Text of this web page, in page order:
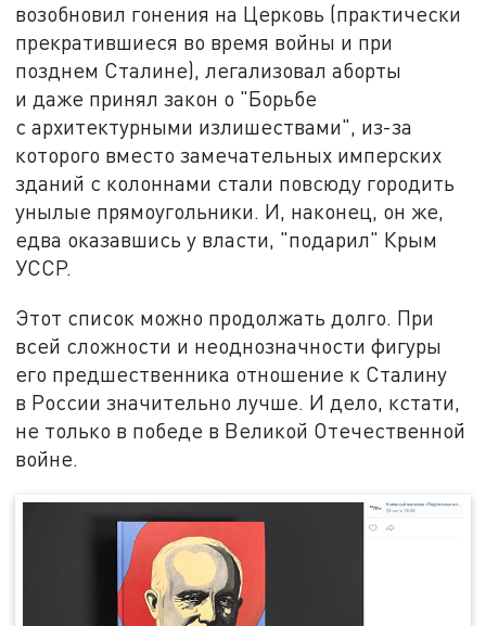
возобновил гонения на Церковь (практически
прекратившиеся во время войны и при
позднем Сталине), легализовал аборты
и даже принял закон о "Борьбе
с архитектурными излишествами", из-за
которого вместо замечательных имперских
зданий с колоннами стали повсюду городить
унылые прямоугольники. И, наконец, он же,
едва оказавшись у власти, "подарил" Крым
УССР.
Этот список можно продолжать долго. При
всей сложности и неоднозначности фигуры
его предшественника отношение к Сталину
в России значительно лучше. И дело, кстати,
не только в победе в Великой Отечественной
войне.